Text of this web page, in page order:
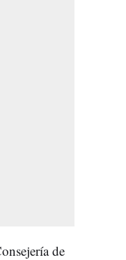
de